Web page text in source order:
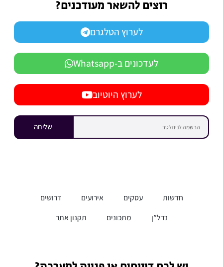
רוצים להשאר מעודכנים?
לערוץ הטלגרם
לעדכונים ב-Whatsapp
לערוץ היוטיוב
שליחה
חדשות עסקים אירועים
דרושים
נדל”ן
מתכונים תקנון אתר